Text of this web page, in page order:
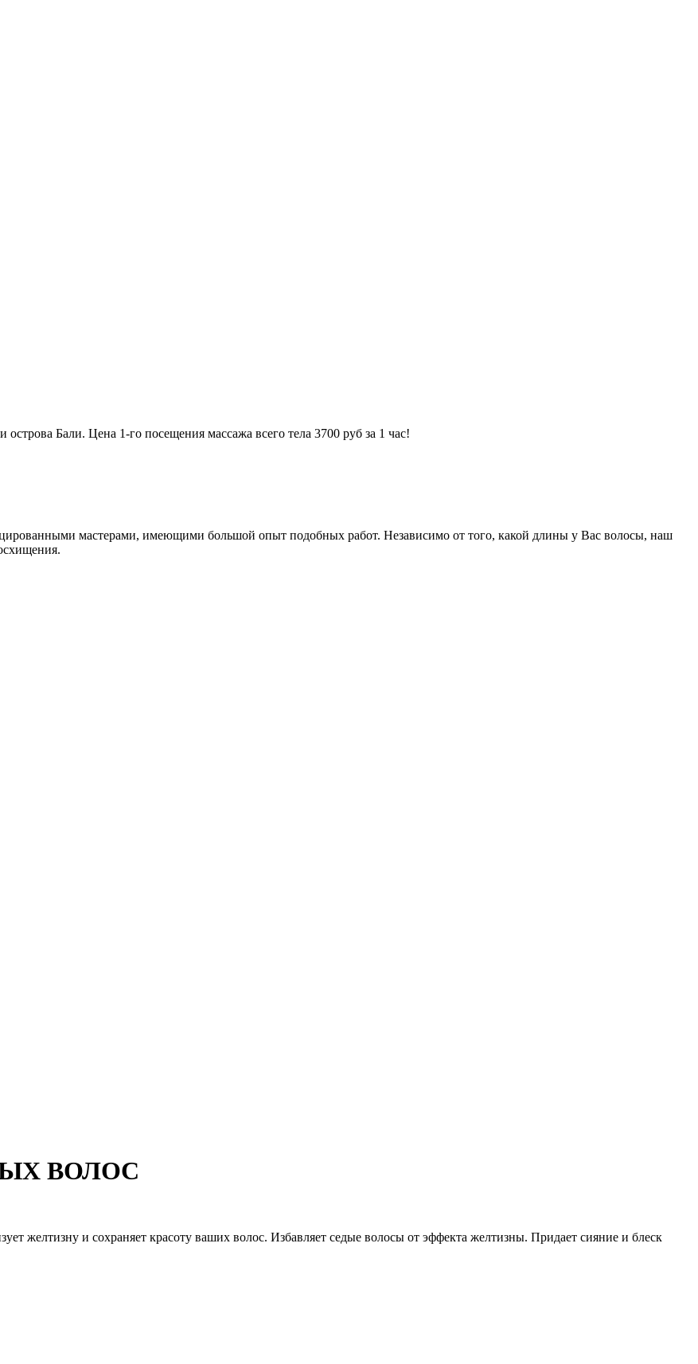
Бали. Цена 1-го посещения массажа всего тела 3700 руб за 1 час!
мастерами, имеющими большой опыт подобных работ. Независимо от того, какой длины у Вас волосы, наш
ВОЛОС
желтизну и сохраняет красоту ваших волос. Избавляет седые волосы от эффекта желтизны. Придает сияние и блеск